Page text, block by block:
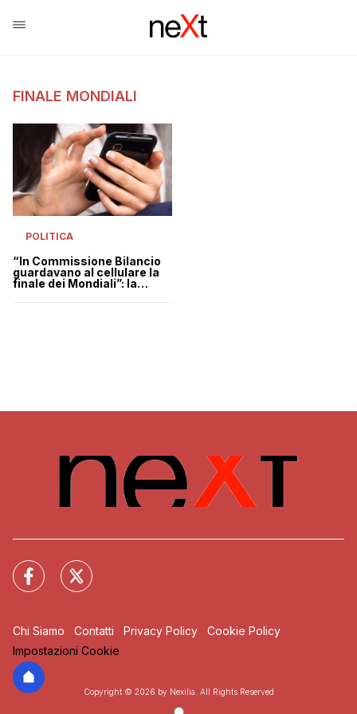
FINALE MONDIALI
POLITICA
“In Commissione Bilancio
guardavano al cellulare la
finale dei Mondiali”: la
Chi Siamo Contatti Privacy Policy
Cookie Policy
Impostazioni Cookie
Copyright © 2026 by Nexilia. All Rights Reserved